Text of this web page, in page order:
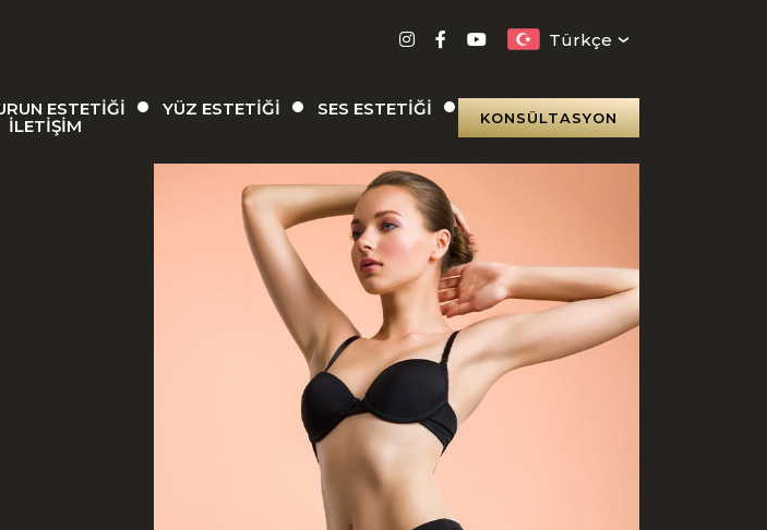
Türkçe
ESTETIĞI YÜZ ESTETIĞI
SES ESTETIĞI
İLETIŞIM KONSÜLTASYON